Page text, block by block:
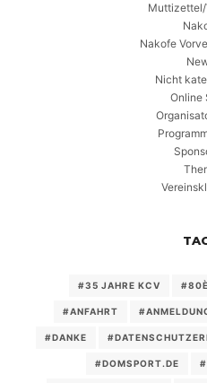
Nakofe
Nicht
Online
#35 JAHRE KCV
#ANFAHRT
#DANKE
#DOMSPORT.DE